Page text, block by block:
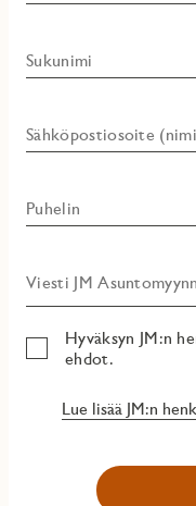
Sukunimi
Sähköpostiosoite
Puhelin
Viesti JM
Hyväksyn JM:n
ehdot.
Lue lisää JM:n